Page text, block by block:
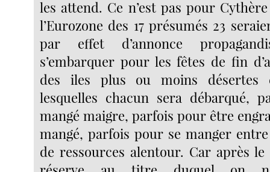
les attend. Ce n’est pas pour
l’Eurozone des 17 présumés 23
par effet d’annonce
s’embarquer pour les fêtes de fin
des iles plus ou moins désertes
lesquelles chacun sera débarqué,
mangé maigre, parfois pour être
mangé, parfois pour se manger
de ressources alentour. Car après